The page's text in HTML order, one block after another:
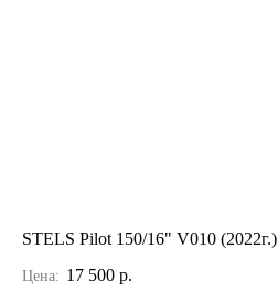
STELS Pilot 150/16" V010 (2022г.)
Цена: 17 500 р.